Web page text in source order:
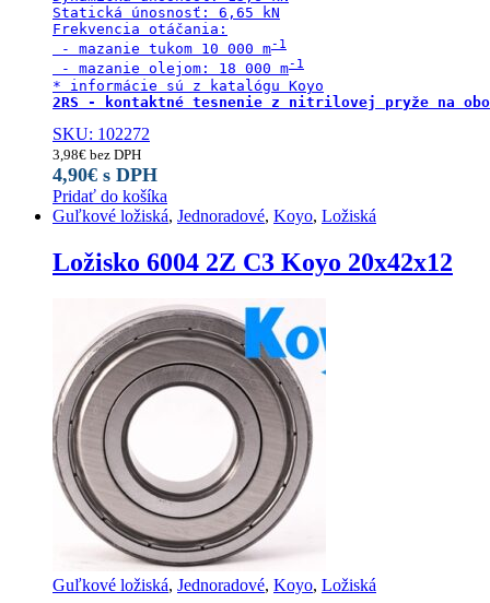
Statická únosnosť: 6,65 kN
Frekvencia otáčania:
- mazanie tukom 10 000 m
- mazanie olejom: 18 000 m
2RS - kontaktné tesnenie z nitrilovej pryže na
SKU: 102272
3,98€ bez DPH
4,90€ s DPH
Pridať do košíka
Guľkové ložiská, Jednoradové, Koyo, Ložiská
Ložisko 6004 2Z C3 Koyo 20x42x12
Guľkové ložiská, Jednoradové, Koyo, Ložiská